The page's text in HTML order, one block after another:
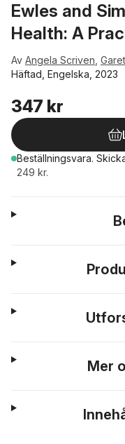
Ewles and
Health: A
Av Angela Scriven
Häftad, Engelska, 2023
347 kr
Beställningsvara.
249 kr.
Mer